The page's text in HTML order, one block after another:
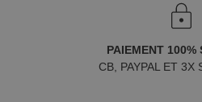
PAIEMENT 100%
CB, PAYPAL ET 3X